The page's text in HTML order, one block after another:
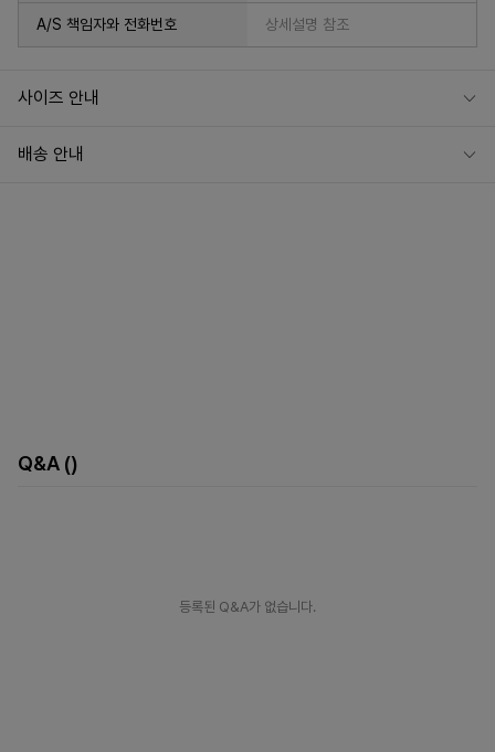
A/S 책임자와 전화번호 상세설명 참조
사이즈 안내
배송 안내
Q&A ()
등록된 Q&A가 없습니다.